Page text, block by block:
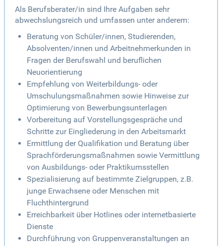
Als Berufsberater/in sind Ihre Aufgaben sehr
abwechslungsreich und umfassen unter anderem:
Beratung von Schüler/innen, Studierenden,
Absolventen/innen und Arbeitnehmerkunden in
Fragen der Berufswahl und beruflichen
Neuorientierung
Empfehlung von Weiterbildungs- oder
Umschulungsmaßnahmen sowie Hinweise zur
Optimierung von Bewerbungsunterlagen
Vorbereitung auf Vorstellungsgespräche und
Schritte zur Eingliederung in den Arbeitsmarkt
Ermittlung der Qualifikation und Beratung über
Sprachförderungsmaßnahmen sowie Vermittlung
von Ausbildungs- oder Praktikumsstellen
Spezialisierung auf bestimmte Zielgruppen, z.B.
junge Erwachsene oder Menschen mit
Fluchthintergrund
Erreichbarkeit über Hotlines oder internetbasierte
Dienste
Durchführung von Gruppenveranstaltungen an